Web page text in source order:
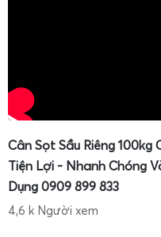
Cân Sọt Sầu Riêng 100kg
Tiện Lợi - Nhanh Chóng
Dụng 0909 899 833
4,6 k Người xem